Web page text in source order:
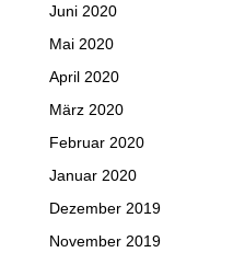
Juni 2020
Mai 2020
April 2020
März 2020
Februar 2020
Januar 2020
Dezember 2019
November 2019